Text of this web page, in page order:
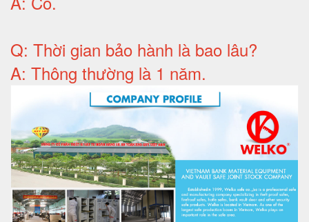
Q: Thời gian bảo hành là bao lâu?
A: Thông thường là 1 năm.